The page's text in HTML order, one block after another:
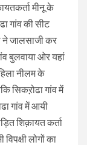
मीनू के
गांव की सीट
ने जालसाजी कर
बुलवाया ओर यहां
नीलम के
सिकऱोढा गांव में
गांव में आयी
शिक़ायत कर्ता
विपक्षी लोगों का